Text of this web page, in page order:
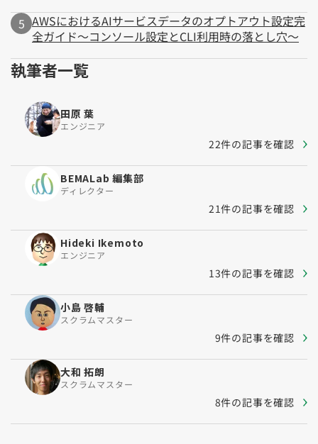
AWSにおけるAIサービスデータのオプトアウト設定完
全ガイド～コンソール設定とCLI利用時の落とし穴～
執筆者一覧
田原 葉
エンジニア
22件の記事を確認
BEMALab 編集部
ディレクター
21件の記事を確認
Hideki Ikemoto
エンジニア
13件の記事を確認
小島 啓輔
スクラムマスター
9件の記事を確認
大和 拓朗
スクラムマスター
8件の記事を確認